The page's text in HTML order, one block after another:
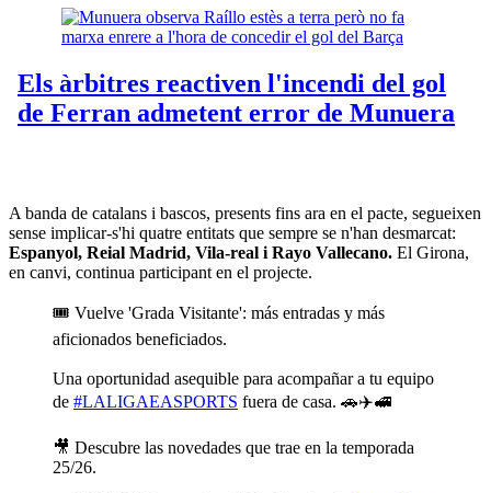
A banda de catalans i bascos, presents fins ara en el pacte, segueixen
sense implicar-s'hi quatre entitats que sempre se n'han desmarcat:
Espanyol, Reial Madrid, Vila-real i Rayo Vallecano. El Girona,
en canvi, continua participant en el projecte.
🎟️ Vuelve 'Grada Visitante': más entradas y más
aficionados beneficiados.
Una oportunidad asequible para acompañar a tu equipo
de #LALIGAEASPORTS fuera de casa. 🚗✈️🚅
🎥 Descubre las novedades que trae en la temporada
25/26.